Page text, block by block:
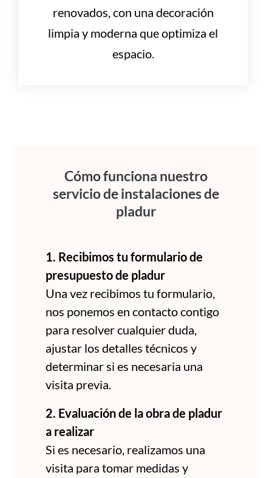
renovados, con una decoración
limpia y moderna que optimiza el
espacio.
Cómo funciona nuestro
servicio de instalaciones de
pladur
1. Recibimos tu formulario de
presupuesto de pladur
Una vez recibimos tu formulario,
nos ponemos en contacto contigo
para resolver cualquier duda,
ajustar los detalles técnicos y
determinar si es necesaria una
visita previa.
2. Evaluación de la obra de pladur
a realizar
Si es necesario, realizamos una
visita para tomar medidas y